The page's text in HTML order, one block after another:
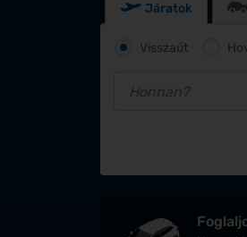
Járatok
Visszaút